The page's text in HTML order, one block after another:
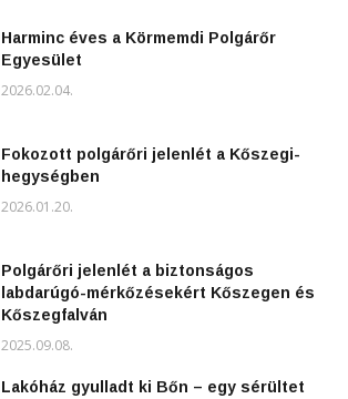
Harminc éves a Körmemdi Polgárőr
Egyesület
2026.02.04.
Fokozott polgárőri jelenlét a Kőszegi-
hegységben
2026.01.20.
Polgárőri jelenlét a biztonságos
labdarúgó-mérkőzésekért Kőszegen és
Kőszegfalván
2025.09.08.
Lakóház gyulladt ki Bőn – egy sérültet